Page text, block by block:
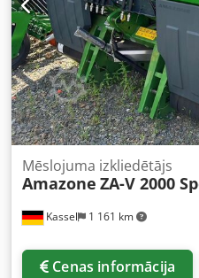
Kassel 1 161 km
Mēslojuma izkliedētājs
Amazone ZA-V 2000
Cenas informācija